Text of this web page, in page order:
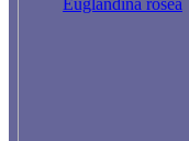
Euglandina rosea